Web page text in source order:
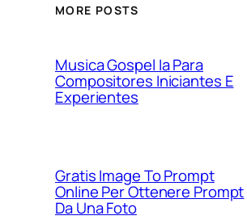
MORE POSTS
Musica Gospel Ia Para
Compositores Iniciantes E
Experientes
Gratis Image To Prompt
Online Per Ottenere Prompt
Da Una Foto